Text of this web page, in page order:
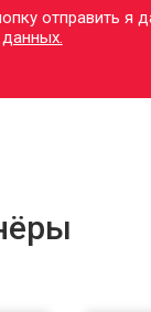
отправить я